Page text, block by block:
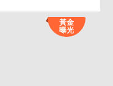
黃金
曝光